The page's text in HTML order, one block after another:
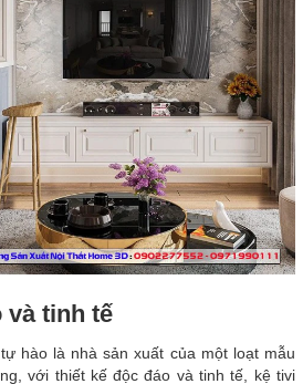
và tinh tế
hào là nhà sản xuất của một loạt mẫu
với thiết kế độc đáo và tinh tế, kệ tivi